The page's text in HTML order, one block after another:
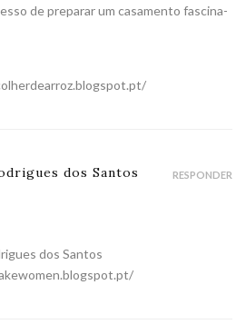
de preparar um casamento fascina-
dos Santos
dos Santos
RESPONDER